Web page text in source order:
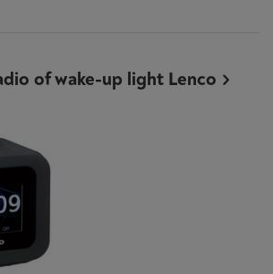
of wake-up light Lenco